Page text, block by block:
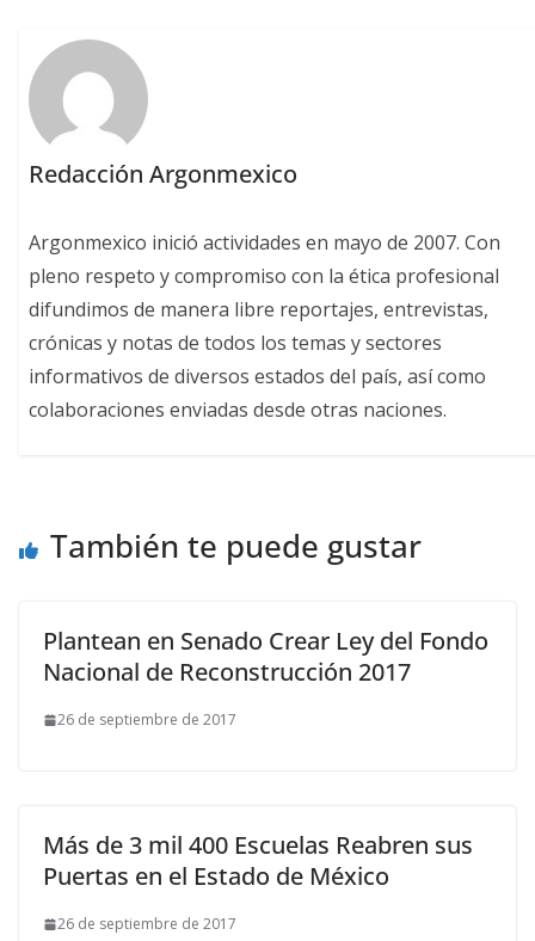
Redacción Argonmexico
Argonmexico inició actividades en mayo de 2007. Con
pleno respeto y compromiso con la ética profesional
difundimos de manera libre reportajes, entrevistas,
crónicas y notas de todos los temas y sectores
informativos de diversos estados del país, así como
colaboraciones enviadas desde otras naciones.
También te puede gustar
Plantean en Senado Crear Ley del Fondo
Nacional de Reconstrucción 2017
26 de septiembre de 2017
Más de 3 mil 400 Escuelas Reabren sus
Puertas en el Estado de México
26 de septiembre de 2017